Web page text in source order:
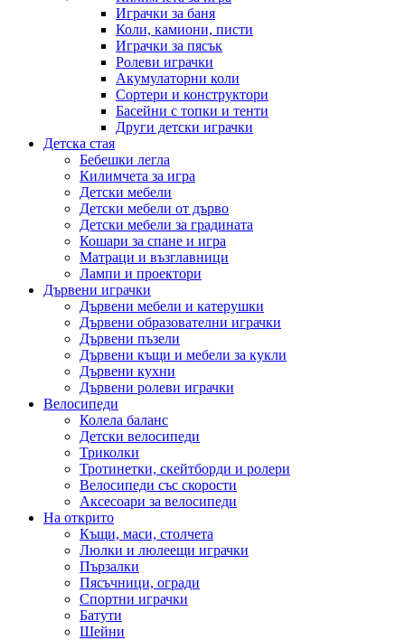
Играчки за баня
Коли, камиони, писти
Играчки за пясък
Ролеви играчки
Акумулаторни коли
Сортери и конструктори
Басейни с топки и тенти
Други детски играчки
Детска стая
Бебешки легла
Килимчета за игра
Детски мебели
Детски мебели от дърво
Детски мебели за градината
Кошари за спане и игра
Матраци и възглавници
Лампи и проектори
Дървени играчки
Дървени мебели и катерушки
Дървени образователни играчки
Дървени пъзели
Дървени къщи и мебели за кукли
Дървени кухни
Дървени ролеви играчки
Велосипеди
Колела баланс
Детски велосипеди
Триколки
Тротинетки, скейтборди и ролери
Велосипеди със скорости
Аксесоари за велосипеди
На открито
Къщи, маси, столчета
Люлки и люлеещи играчки
Пързалки
Пясъчници, огради
Спортни играчки
Батути
Шейни